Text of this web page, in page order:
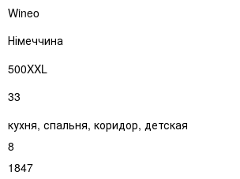
Wineo
Німеччина
500XXL
33
кухня, спальня, коридор, детская
8
1847